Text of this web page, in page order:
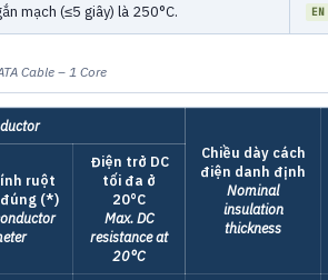
mạch (≤5 giây) là 250°C.
Cable – 1 Core
Chiều dày cách
điện danh định
Nominal
insulation
thickness
ruột
(*)
Điện trở DC
tối đa ở
20°C
Max. DC
resistance at
20°C